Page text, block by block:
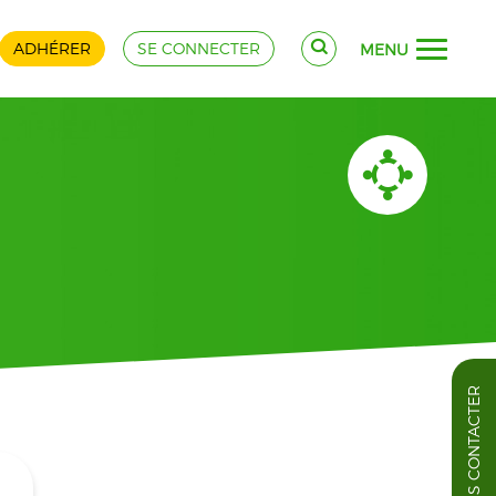
ADHÉRER SE CONNECTER MENU
NOUS CONTACTER